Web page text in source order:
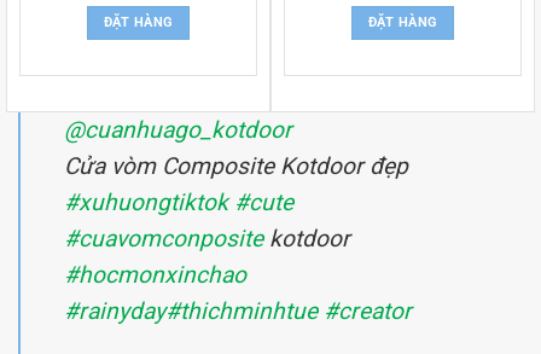
ĐẶT HÀNG ĐẶT HÀNG
@cuanhuago_kotdoor
Cửa vòm Composite Kotdoor đẹp
#xuhuongtiktok #cute
#cuavomconpositekotdoor
#hocmonxinchao
#rainyday#thichminhtue #creator